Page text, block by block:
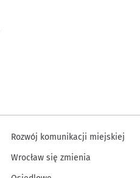
Rozwój komunikacji miejskiej
Wrocław się zmienia